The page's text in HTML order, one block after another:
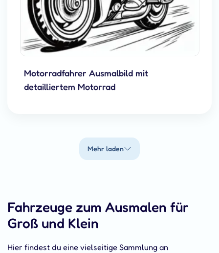
Motorradfahrer Ausmalbild mit
detailliertem Motorrad
Mehr laden
Fahrzeuge zum Ausmalen für
Groß und Klein
Hier findest du eine vielseitige Sammlung an